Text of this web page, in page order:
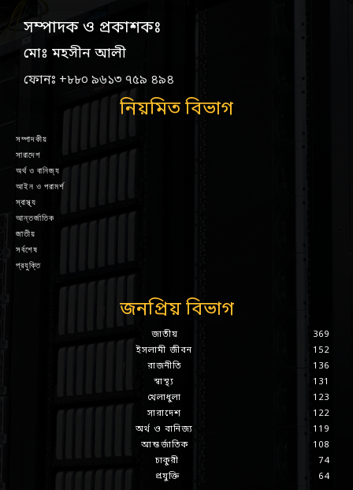
সম্পাদক ও প্রকাশকঃ
মোঃ মহসীন আলী
ফোনঃ +৮৮০ ৯৬১৩ ৭৫৯ ৪৯৪
নিয়মিত বিভাগ
সম্পাদকীয়
সারাদেশ
অর্থ ও বানিজ্য
আইন ও পরামর্শ
স্বাস্থ্য
আন্তর্জাতিক
জাতীয়
সর্বশেষ
প্রযুক্তি
জনপ্রিয় বিভাগ
জাতীয়
369
ইসলামী জীবন
152
রাজনীতি
136
স্বাস্থ্য
131
খেলাধুলা
123
সারাদেশ
122
অর্থ ও বানিজ্য
119
আন্তর্জাতিক
108
চাকুরী
74
প্রযুক্তি
64